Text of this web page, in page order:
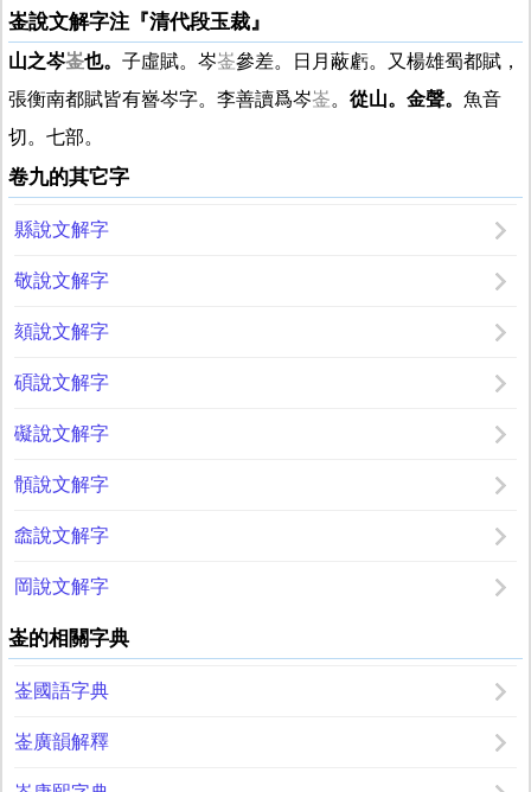
崟說文解字注『清代段玉裁』
山之岑崟也。 子虛賦。岑崟參差。日月蔽虧。又楊雄蜀都賦，
張衡南都賦皆有嶜岑字。李善讀爲岑崟。 從山。金聲。 魚音
切。七部。
卷九的其它字
縣說文解字
敬說文解字
頦說文解字
碩說文解字
礙說文解字
顝說文解字
嵞說文解字
岡說文解字
崟的相關字典
崟國語字典
崟廣韻解釋